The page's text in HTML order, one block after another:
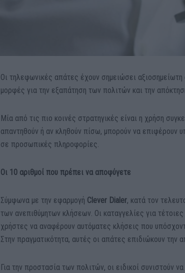
Οι τηλεφωνικές απάτες έχουν σημειώσει
μορφές για την εξαπάτηση των πολιτών και την
Μία από τις πιο κοινές στρατηγικές είναι η χρήση
απαντηθούν ή αν κληθούν πίσω, μπορούν να επιφέρουν
σε προσωπικές πληροφορίες.
Οι 10 αριθμοί που πρέπει να αποφύγετε
Σύμφωνα με την εφαρμογή Clever Dialer, κατά τον
των ανεπιθύμητων κλήσεων. Οι καταγγελίες για
χρήστες να αναφέρουν αυτόματες κλήσεις που
Στην πραγματικότητα, αυτές οι απάτες επιδιώκουν την
Για την προστασία των πολιτών, οι ειδικοί συνιστούν